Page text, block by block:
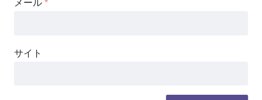
メール *
サイト